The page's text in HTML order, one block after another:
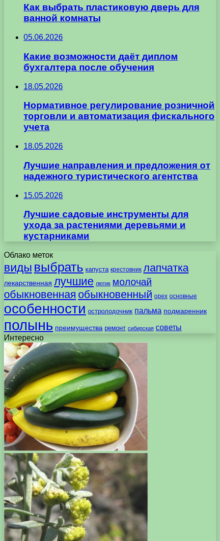
Как выбрать пластиковую дверь для
ванной комнаты
05.06.2026
Какие возможности даёт диплом
бухгалтера после обучения
18.05.2026
Нормативное регулирование розничной
торговли и автоматизация фискального
учета
18.05.2026
Лучшие направления и предложения от
надежного туристического агентства
15.05.2026
Лучшие садовые инструменты для
ухода за растениями деревьями и
кустарниками
Облако меток
виды выбрать капуста крестовник лапчатка
лекарственная лучшие лютик молочай
обыкновенная обыкновенный орех основные
особенности остролодочник пальма подмаренник
полынь преимущества ремонт сибирская советы
Интересно